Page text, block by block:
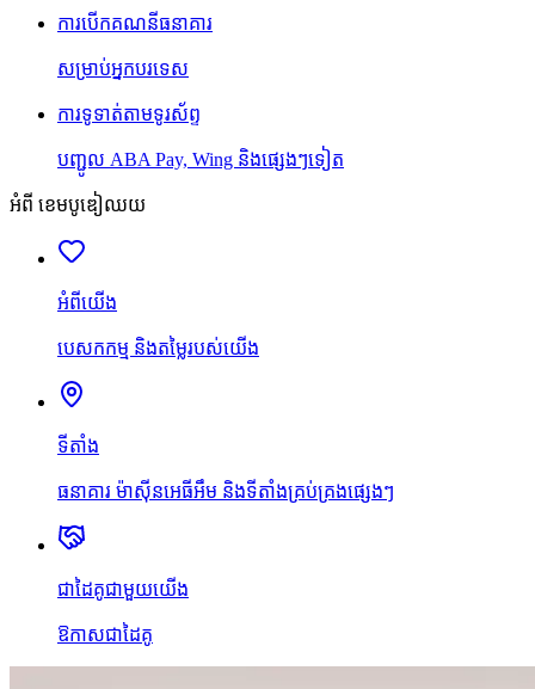
ការបើកគណនីធនាគារ
សម្រាប់អ្នកបរទេស
ការទូទាត់តាមទូរស័ព្ទ
បញ្ជូល ABA Pay, Wing និងផ្សេងៗទៀត
អំពី ខេមបូឌៀឈយ
អំពីយើង
បេសកកម្ម និងតម្លៃរបស់យើង
ទីតាំង
ធនាគារ ម៉ាស៊ីនអេធីអឹម និងទីតាំងគ្រប់គ្រងផ្សេងៗ
ជាដៃគូជាមួយយើង
ឱកាសជាដៃគូ